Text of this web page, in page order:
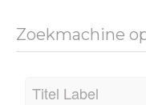
Zoekmachine
Titel Label